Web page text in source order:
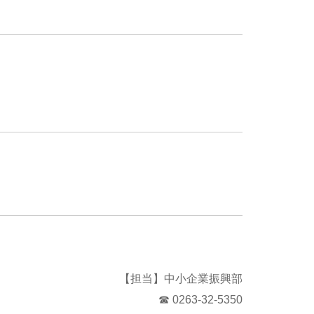
【担当】中小企業振興部
☎ 0263-32-5350